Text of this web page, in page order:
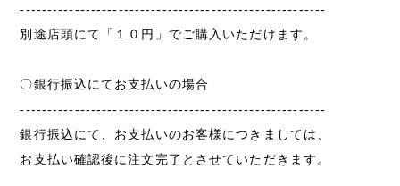
--------------------------------------------------------
別途店頭にて「１０円」でご購入いただけます。
〇銀行振込にてお支払いの場合
--------------------------------------------------------
銀行振込にて、お支払いのお客様につきましては、
お支払い確認後に注文完了とさせていただきます。